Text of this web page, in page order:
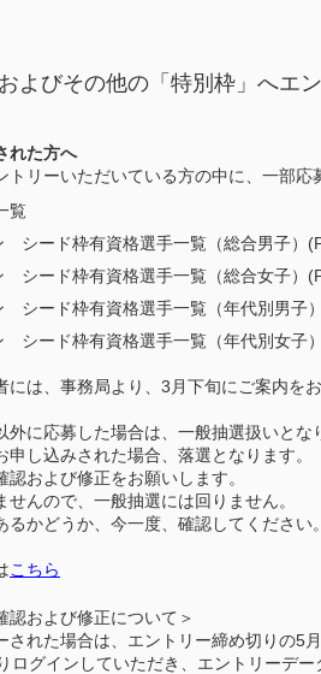
よびその他の「特別枠」へエ
れた方へ
トリーいただいている方の中に、一部
覧
シード枠有資格選手一覧（総合男子）
シード枠有資格選手一覧（総合女子）
シード枠有資格選手一覧（年代別男子
シード枠有資格選手一覧（年代別女子
は、事務局より、3月下旬にご案内を
外に応募した場合は、一般抽選扱いと
申し込みされた場合、落選となります。
および修正をお願いします。
せんので、一般抽選には回りません。
かどうか、今一度、確認してください
こちら
認および修正について＞
された場合は、エントリー締め切りの5
ログインしていただき、エントリーデ